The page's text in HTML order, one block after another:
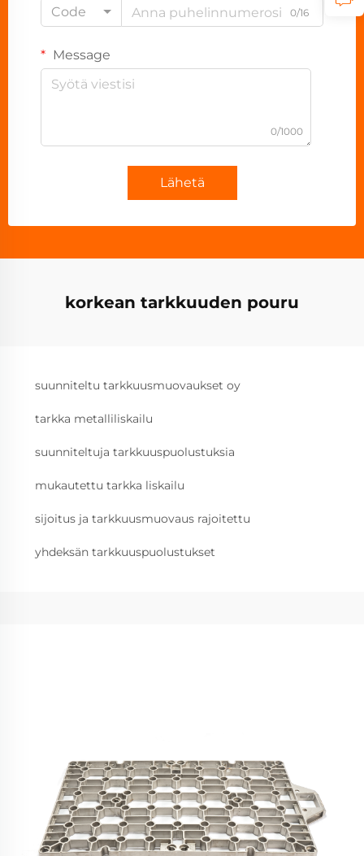
Code
0/16
Message
0/1000
Lähetä
korkean tarkkuuden pouru
suunniteltu tarkkuusmuovaukset oy
tarkka metalliliskailu
suunniteltuja tarkkuuspuolustuksia
mukautettu tarkka liskailu
sijoitus ja tarkkuusmuovaus rajoitettu
yhdeksän tarkkuuspuolustukset